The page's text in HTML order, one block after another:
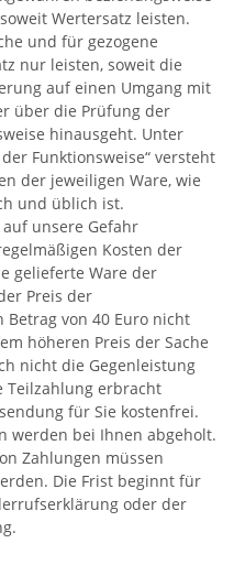
Wertersatz leisten.
und für gezogene
nur leisten, soweit die
auf einen Umgang mit
über die Prüfung der
hinausgeht. Unter
Funktionsweise“ versteht
der jeweiligen Ware, wie
und üblich ist.
unsere Gefahr
Kosten der
gelieferte Ware der
Preis der
Betrag von 40 Euro nicht
höheren Preis der Sache
nicht die Gegenleistung
Teilzahlung erbracht
für Sie kostenfrei.
werden bei Ihnen abgeholt.
Zahlungen müssen
Die Frist beginnt für
oder der